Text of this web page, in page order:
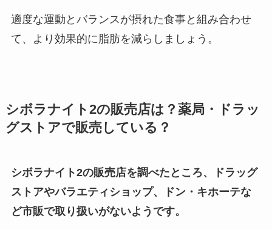
適度な運動とバランスが摂れた食事と組み合わせ
て、より効果的に脂肪を減らしましょう。
シボラナイト2の販売店は？薬局・ドラッ
グストアで販売している？
シボラナイト2の販売店を調べたところ、ドラッグ
ストアやバラエティショップ、ドン・キホーテな
ど市販で取り扱いがないようです。